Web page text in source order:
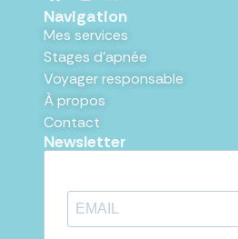
Navigation
Mes services
Stages d'apnée
Voyager responsable
À propos
Contact
Newsletter